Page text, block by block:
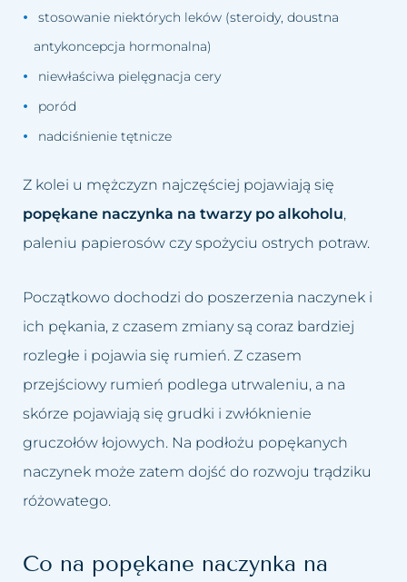
Łysienie plackowate
Łysienie androgenowe
Sucha – wrażliwa skóra głowy
Suche zniszczone włosy
Łojotokowe zapalenie skóry
głowy
Łuszczyca skóry głowy
Grzybica skóry głowy
Atopowe zapalenie skóry głowy
Usuwanie tatuażu
Usuwanie tkanki tłuszczowej
Usuwanie włókniaków i
zaskórników
Usuwanie worków i cieni pod
oczami
Usuwanie zmarszczek
Wybielanie okolic intymnych
Wypełnianie doliny łez
Zamykanie naczynek
stosowanie niektórych leków (steroidy, doustna
antykoncepcja hormonalna)
niewłaściwa pielęgnacja cery
poród
nadciśnienie tętnicze
Z kolei u mężczyzn najczęściej pojawiają się
popękane naczynka na twarzy po alkoholu,
paleniu papierosów czy spożyciu ostrych potraw.
Początkowo dochodzi do poszerzenia naczynek i
ich pękania, z czasem zmiany są coraz bardziej
rozległe i pojawia się rumień. Z czasem
przejściowy rumień podlega utrwaleniu, a na
skórze pojawiają się grudki i zwłóknienie
gruczołów łojowych. Na podłożu popękanych
naczynek może zatem dojść do rozwoju trądziku
różowatego.
Co na popękane naczynka na